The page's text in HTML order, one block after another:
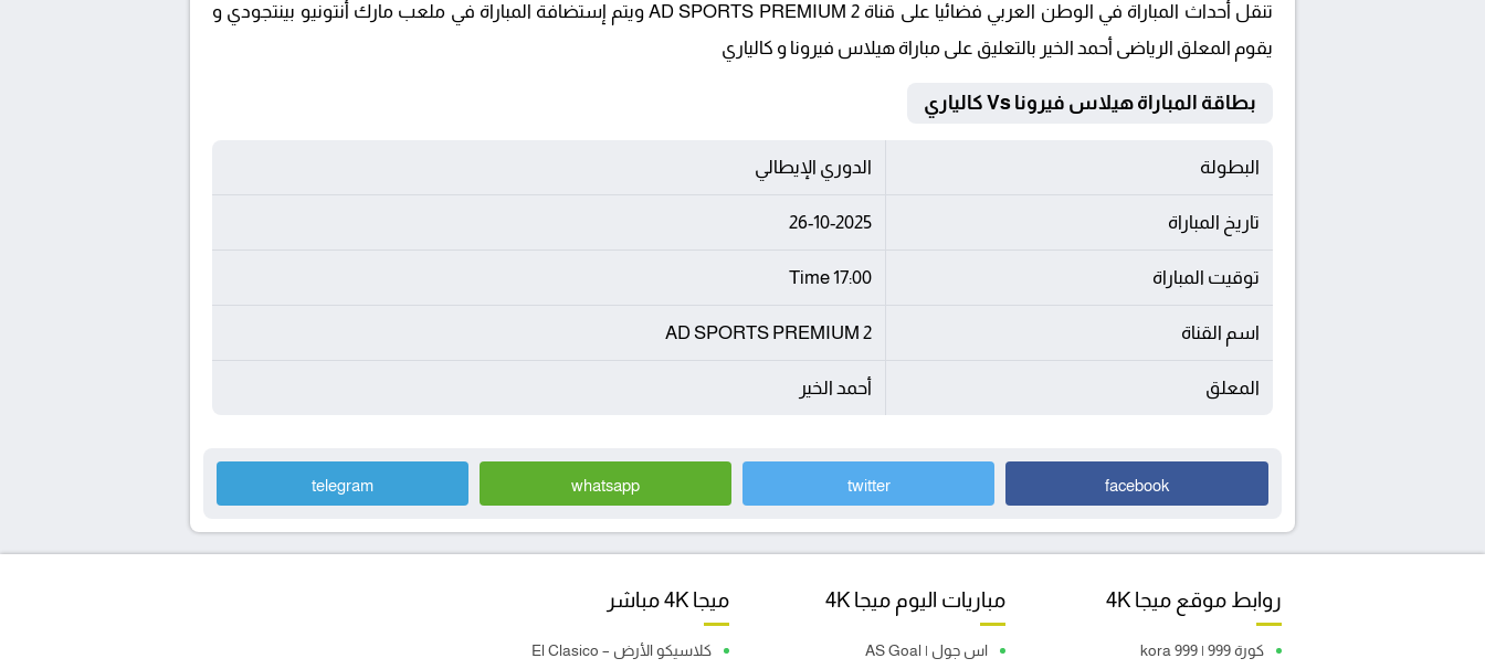
تنقل أحداث المباراة في الوطن العربي فضائيا على قناة AD SPORTS PREMIUM 2 ويتم إستضافة المباراة في ملعب مارك أنتونيو بينتجودي و
يقوم المعلق الرياضى أحمد الخير بالتعليق على مباراة هيلاس فيرونا و كالياري
بطاقة المباراة هيلاس فيرونا Vs كالياري
البطولة الدوري الإيطالي
تاريخ المباراة 26-10-2025
توقيت المباراة 17:00 Time
اسم القناة AD SPORTS PREMIUM 2
المعلق أحمد الخير
facebook
twitter
whatsapp
telegram
روابط موقع ميجا 4K
كورة 999 | kora 999
مباريات اليوم ميجا 4K
اس جول | AS Goal
ميجا 4K مباشر
كلاسيكو الأرض – El Clasico